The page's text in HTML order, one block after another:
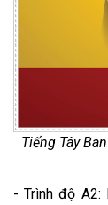
Tiếng Tây
- Trình độ